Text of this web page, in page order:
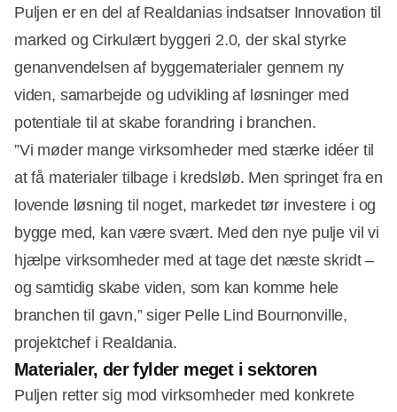
Puljen er en del af Realdanias indsatser Innovation til
marked og Cirkulært byggeri 2.0, der skal styrke
genanvendelsen af byggematerialer gennem ny
viden, samarbejde og udvikling af løsninger med
potentiale til at skabe forandring i branchen.
”Vi møder mange virksomheder med stærke idéer til
at få materialer tilbage i kredsløb. Men springet fra en
lovende løsning til noget, markedet tør investere i og
bygge med, kan være svært. Med den nye pulje vil vi
hjælpe virksomheder med at tage det næste skridt –
og samtidig skabe viden, som kan komme hele
branchen til gavn,” siger Pelle Lind Bournonville,
projektchef i Realdania.
Materialer, der fylder meget i sektoren
Puljen retter sig mod virksomheder med konkrete